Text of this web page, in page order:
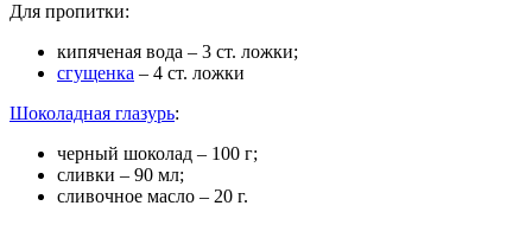
Для пропитки:
кипяченая вода – 3 ст. ложки;
сгущенка – 4 ст. ложки
Шоколадная глазурь:
черный шоколад – 100 г;
сливки – 90 мл;
сливочное масло – 20 г.